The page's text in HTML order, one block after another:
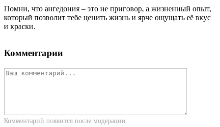
Помни, что ангедония – это не приговор, а жизненный опыт,
который позволит тебе ценить жизнь и ярче ощущать её вкус
и краски.
Комментарии
Комментарий появится после модерации